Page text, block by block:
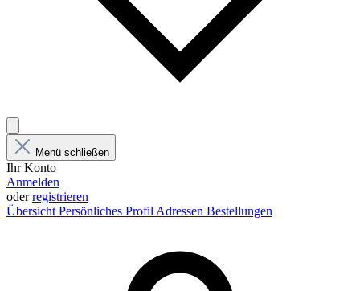
Menü schließen
Ihr Konto
Anmelden
oderregistrieren
Übersicht Persönliches Profil Adressen Bestellungen